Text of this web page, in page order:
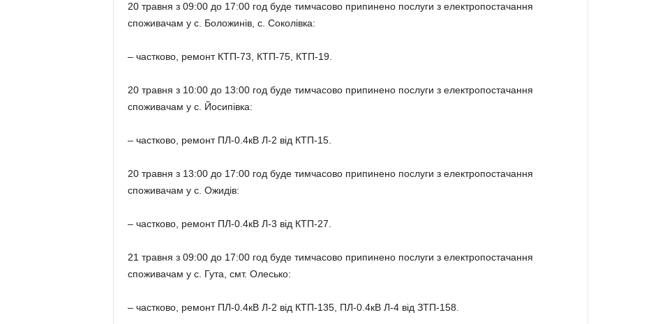
20 травня з 09:00 до 17:00 год буде тимчасово припинено послуги з електропостачання
споживачам у с. Боложинів, с. Соколівка:
– частково, ремонт КТП-73, КТП-75, КТП-19.
20 травня з 10:00 до 13:00 год буде тимчасово припинено послуги з електропостачання
споживачам у с. Йосипівка:
– частково, ремонт ПЛ-0.4кВ Л-2 від КТП-15.
20 травня з 13:00 до 17:00 год буде тимчасово припинено послуги з електропостачання
споживачам у с. Ожидів:
– частково, ремонт ПЛ-0.4кВ Л-3 від КТП-27.
21 травня з 09:00 до 17:00 год буде тимчасово припинено послуги з електропостачання
споживачам у с. Гута, смт. Олесько:
– частково, ремонт ПЛ-0.4кВ Л-2 від КТП-135, ПЛ-0.4кВ Л-4 від ЗТП-158.